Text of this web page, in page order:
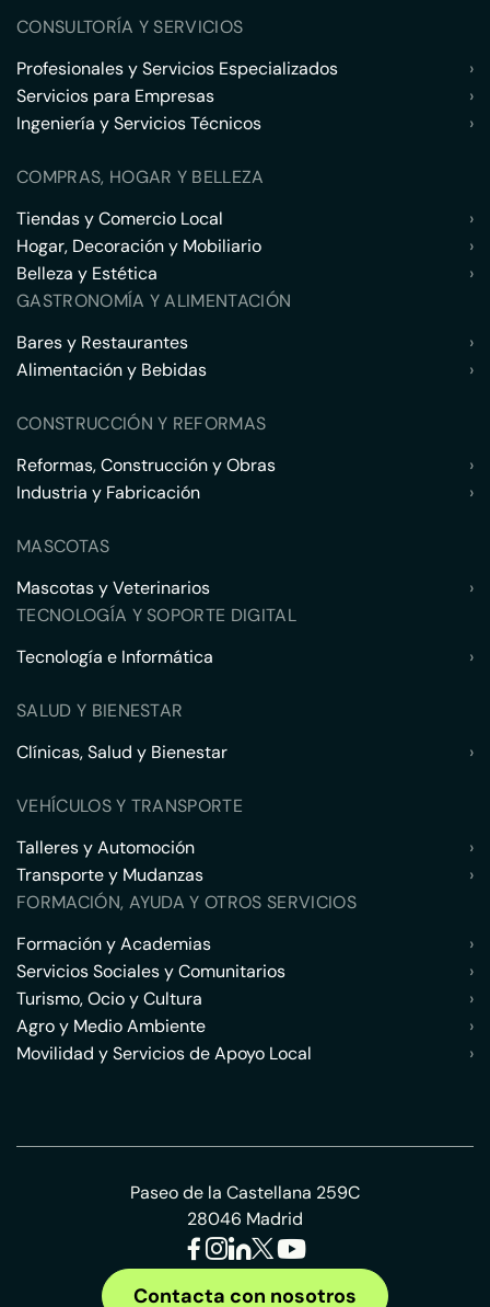
CONSULTORÍA Y SERVICIOS
Profesionales y Servicios Especializados
›
Servicios para Empresas
›
Ingeniería y Servicios Técnicos
›
COMPRAS, HOGAR Y BELLEZA
Tiendas y Comercio Local
›
Hogar, Decoración y Mobiliario
›
Belleza y Estética
›
GASTRONOMÍA Y ALIMENTACIÓN
Bares y Restaurantes
›
Alimentación y Bebidas
›
CONSTRUCCIÓN Y REFORMAS
Reformas, Construcción y Obras
›
Industria y Fabricación
›
MASCOTAS
Mascotas y Veterinarios
›
TECNOLOGÍA Y SOPORTE DIGITAL
Tecnología e Informática
›
SALUD Y BIENESTAR
Clínicas, Salud y Bienestar
›
VEHÍCULOS Y TRANSPORTE
Talleres y Automoción
›
Transporte y Mudanzas
›
FORMACIÓN, AYUDA Y OTROS SERVICIOS
Formación y Academias
›
Servicios Sociales y Comunitarios
›
Turismo, Ocio y Cultura
›
Agro y Medio Ambiente
›
Movilidad y Servicios de Apoyo Local
›
Paseo de la Castellana 259C
28046 Madrid
Contacta con nosotros